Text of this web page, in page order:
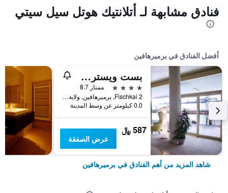
فنادق مشابهة لـ أتلانتيك هوتل سيل سيتي
أفضل الفنادق في برميرهافين
بست ويسترن بلس هوتل بريميرهافن
4 نجوم
ممتاز 8.7
Fischkai 2, برميرهافين, ولاية بريمن, ألمانيا
0.0 كيلومتر عن وسط المدينة
587 ﷼
عرض الصفقة
شاهد المزيد من أهم الفنادق في برميرهافين